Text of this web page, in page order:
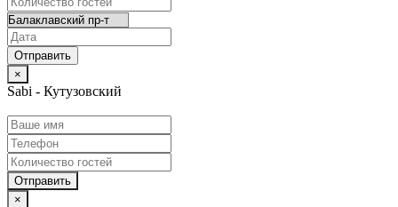
×
Sabi - Кутузовский
Отправить
×